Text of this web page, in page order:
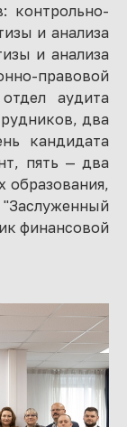
контрольно-
и анализа
и анализа
правовой
аудита
два
кандидата
пять — два
образования,
"Заслуженный
финансовой